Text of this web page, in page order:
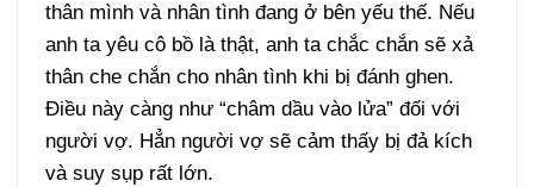
thân mình và nhân tình đang ở bên yếu thế. Nếu
anh ta yêu cô bồ là thật, anh ta chắc chắn sẽ xả
thân che chắn cho nhân tình khi bị đánh ghen.
Điều này càng như “châm dầu vào lửa” đối với
người vợ. Hẳn người vợ sẽ cảm thấy bị đả kích
và suy sụp rất lớn.